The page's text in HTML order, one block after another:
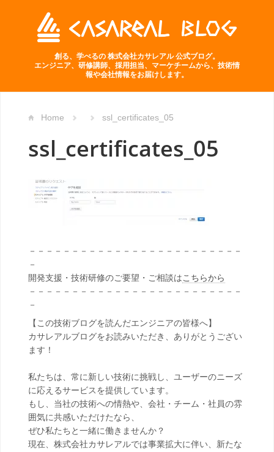
創る、学べるの 株式会社カサレアル 公式ブログ。
エンジニア、研修講師、採用担当、マーケチームから、技術情
報や会社情報をお届けします。
Home ssl_certificates_05
ssl_certificates_05
－－－－－－－－－－－－－－－－－－－－－－－－－
－
開発支援・技術研修のご要望・ご相談はこちらから
－－－－－－－－－－－－－－－－－－－－－－－－－
－
【この技術ブログを読んだエンジニアの皆様へ】
カサレアルブログをお読みいただき、ありがとうござい
ます！
私たちは、常に新しい技術に挑戦し、ユーザーのニーズ
に応えるサービスを提供しています。
もし、当社の技術への情熱や、会社・チーム・社員の雰
囲気に共感いただけたなら、
ぜひ私たちと一緒に働きませんか？
現在、株式会社カサレアルでは事業拡大に伴い、新たな